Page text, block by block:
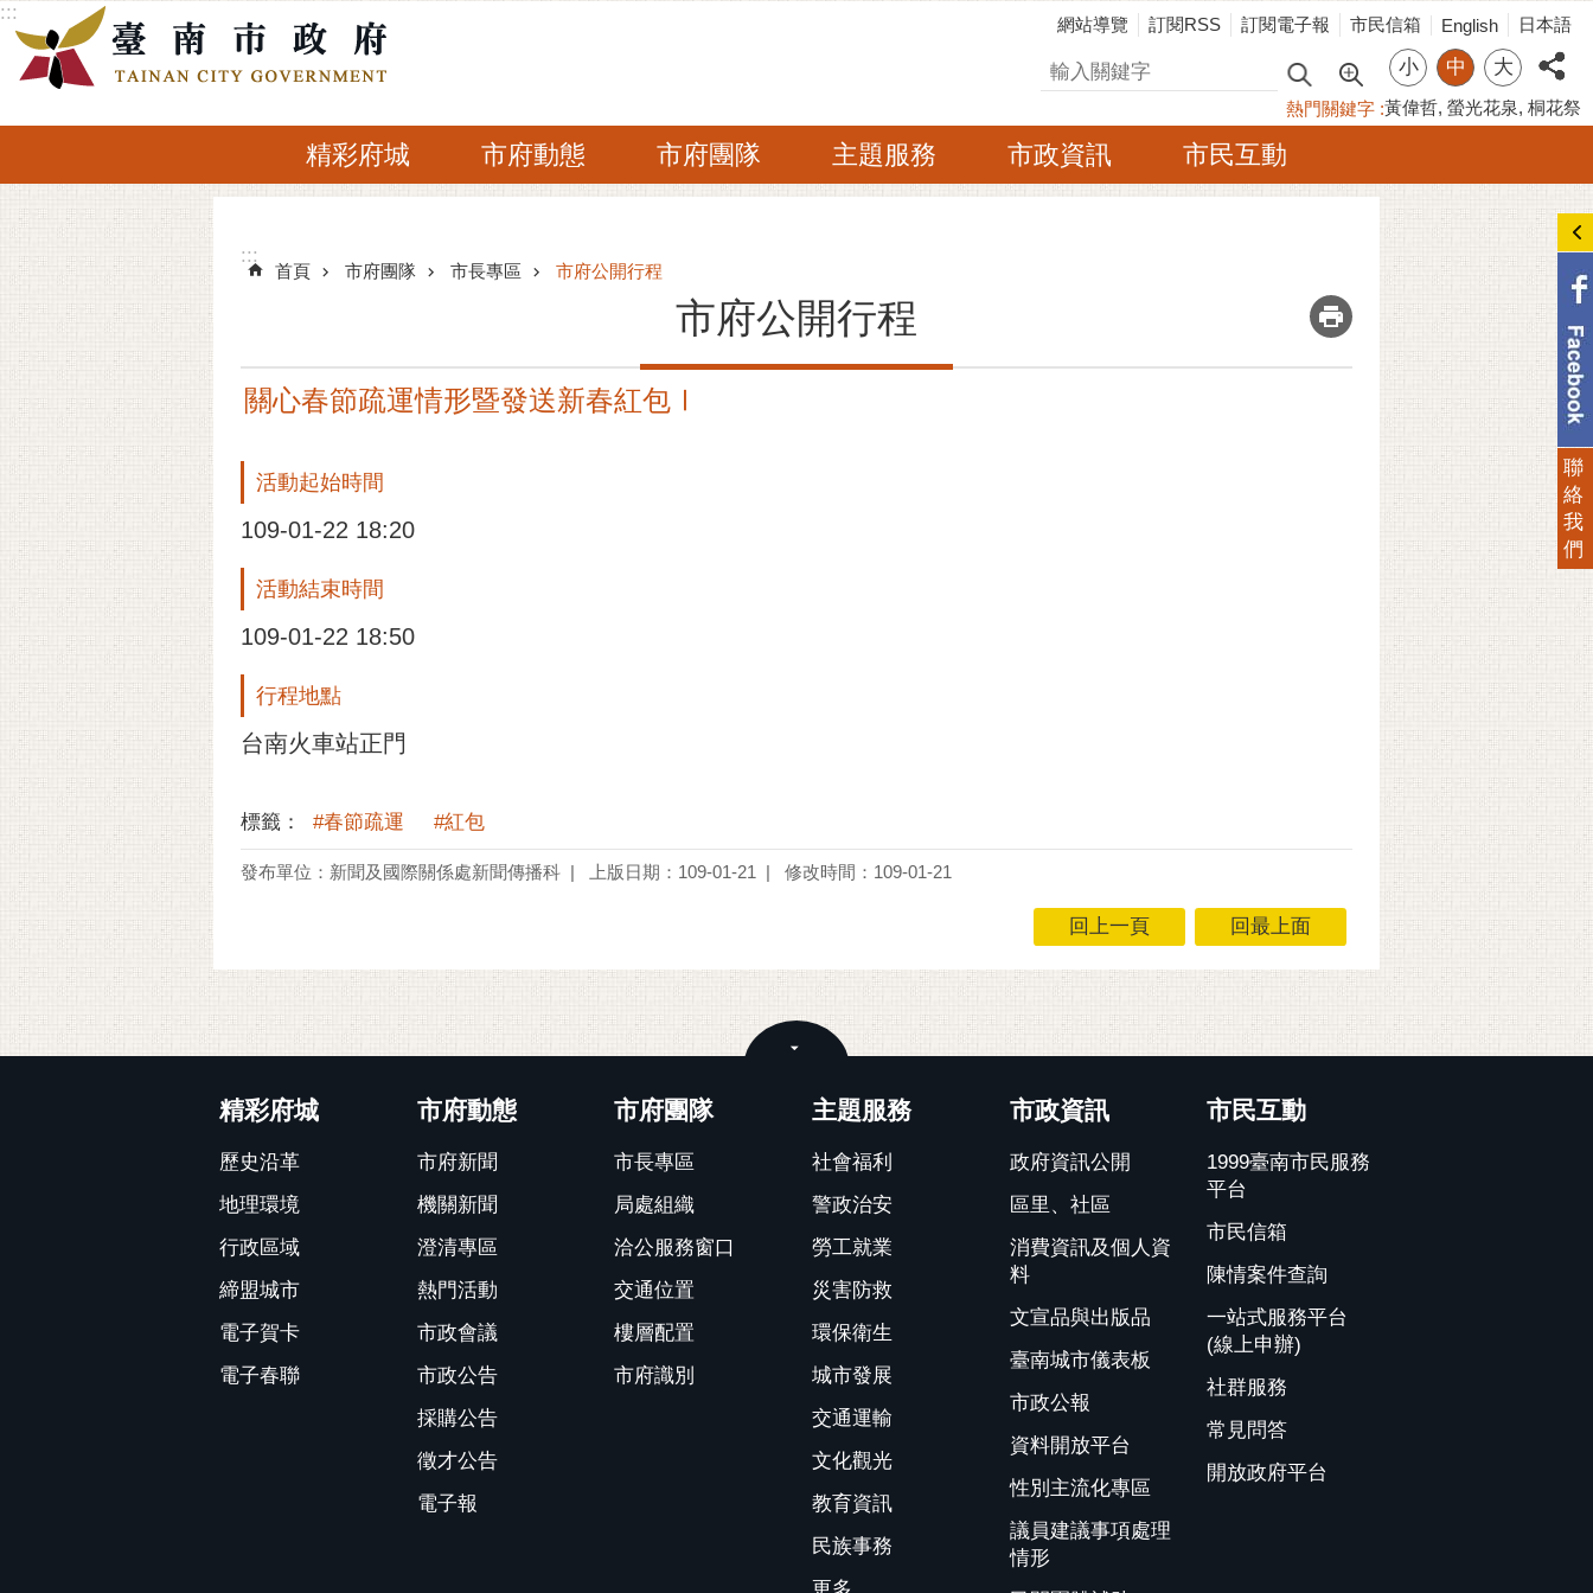
跳到主要內容區塊
:::
網站導覽 訂閱RSS 訂閱電子報 市民信箱 English 日本語
搜尋 小 中 大
熱門關鍵字 黃偉哲 螢光花泉 桐花祭
精彩府城 市府動態 市府團隊 主題服務 市政資訊 市民互動
:::
:::
首頁 市府團隊 市長專區 市府公開行程
市府公開行程 _
關心春節疏運情形暨發送新春紅包Ⅰ
活動起始時間
109-01-22 18:20
活動結束時間
109-01-22 18:50
行程地點
台南火車站正門
標籤： #春節疏運 #紅包
發布單位：新聞及國際關係處新聞傳播科 上版日期：109-01-21 修改時間：109-01-21
回上一頁 回最上面
精彩府城
歷史沿革
地理環境
行政區域
締盟城市
電子賀卡
電子春聯
市府動態
市府新聞
機關新聞
澄清專區
熱門活動
市政會議
市政公告
採購公告
徵才公告
電子報
市府團隊
市長專區
局處組織
洽公服務窗口
交通位置
樓層配置
市府識別
主題服務
社會福利
警政治安
勞工就業
災害防救
環保衛生
城市發展
交通運輸
文化觀光
教育資訊
民族事務
市政資訊
政府資訊公開
區里、社區
消費資訊及個人資
料
文宣品與出版品
臺南城市儀表板
市政公報
資料開放平台
性別主流化專區
議員建議事項處理
情形
市民互動
1999臺南市民服務
平台
市民信箱
陳情案件查詢
一站式服務平台
(線上申辦)
社群服務
常見問答
開放政府平台
聯
絡
我
們